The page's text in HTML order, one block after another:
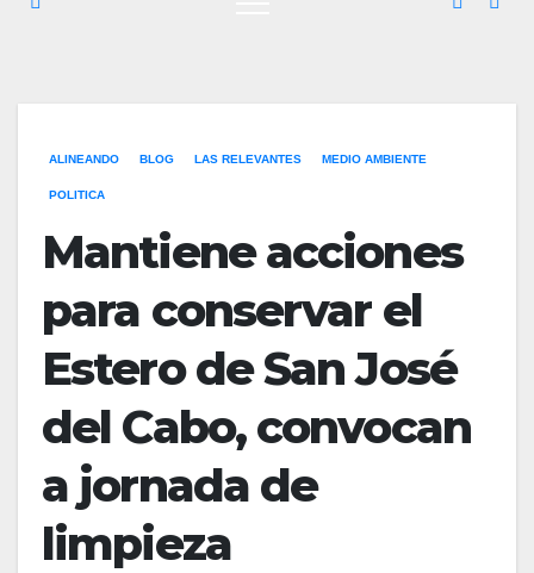
ALINEANDO BLOG LAS RELEVANTES MEDIO AMBIENTE
POLITICA
Mantiene acciones
para conservar el
Estero de San José
del Cabo, convocan
a jornada de
limpieza